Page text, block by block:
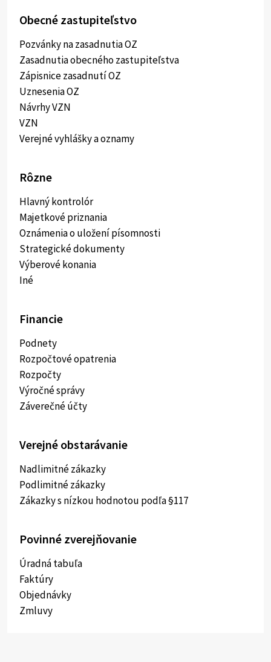
Obecné zastupiteľstvo
Pozvánky na zasadnutia OZ
Zasadnutia obecného zastupiteľstva
Zápisnice zasadnutí OZ
Uznesenia OZ
Návrhy VZN
VZN
Verejné vyhlášky a oznamy
Rôzne
Hlavný kontrolór
Majetkové priznania
Oznámenia o uložení písomnosti
Strategické dokumenty
Výberové konania
Iné
Financie
Podnety
Rozpočtové opatrenia
Rozpočty
Výročné správy
Záverečné účty
Verejné obstarávanie
Nadlimitné zákazky
Podlimitné zákazky
Zákazky s nízkou hodnotou podľa §117
Povinné zverejňovanie
Úradná tabuľa
Faktúry
Objednávky
Zmluvy